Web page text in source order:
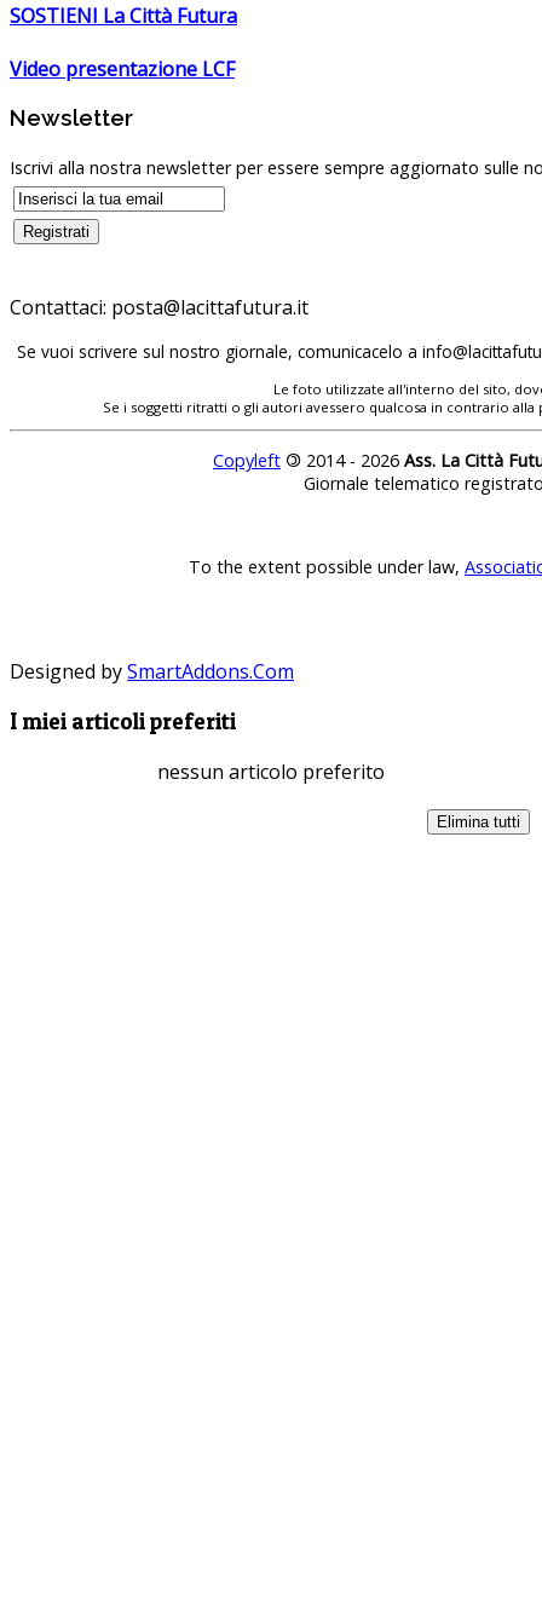
SOSTIENI La Città Futura
Video presentazione LCF
Newsletter
Iscrivi alla nostra newsletter per essere sempre aggiornato sulle
Contattaci:
Se vuoi scrivere sul nostro giornale, comunicacelo a
Le foto utilizzate all'interno del sito,
Se i soggetti ritratti o gli autori avessero qualcosa in contrario
Copyleft © 2014 - 2026 Ass. La Città
Giornale telematico
To the extent possible under law,
Designed bySmartAddons.Com
I miei articoli preferiti
nessun articolo preferito